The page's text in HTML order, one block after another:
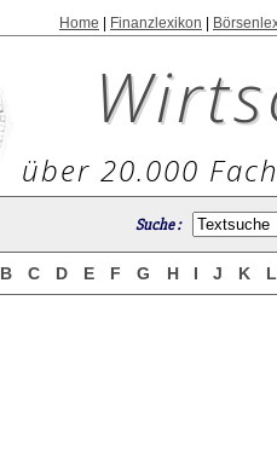
Home Finanzlexikon
über 20.000
Suche :
B C D E F G H I J K